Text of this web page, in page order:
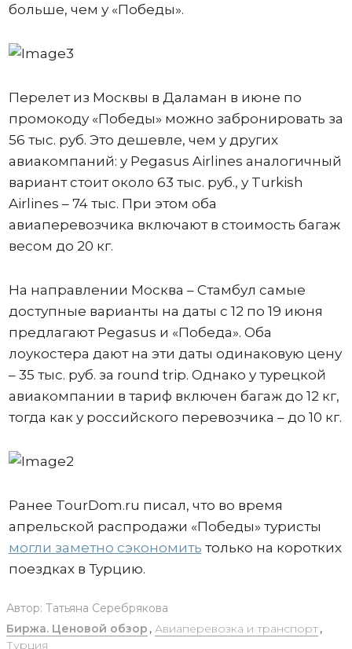
больше, чем у «Победы».
Перелет из Москвы в Даламан в июне по
промокоду «Победы» можно забронировать за
56 тыс. руб. Это дешевле, чем у других
авиакомпаний: у Pegasus Airlines аналогичный
вариант стоит около 63 тыс. руб., у Turkish
Airlines – 74 тыс. При этом оба
авиаперевозчика включают в стоимость багаж
весом до 20 кг.
На направлении Москва – Стамбул самые
доступные варианты на даты с 12 по 19 июня
предлагают Pegasus и «Победа». Оба
лоукостера дают на эти даты одинаковую цену
– 35 тыс. руб. за round trip. Однако у турецкой
авиакомпании в тариф включен багаж до 12 кг,
тогда как у российского перевозчика – до 10 кг.
Ранее TourDom.ru писал, что во время
апрельской распродажи «Победы» туристы
могли заметно сэкономить только на коротких
поездках в Турцию.
Автор: Татьяна Серебрякова
Биржа. Ценовой обзор , Авиаперевозка и транспорт,
Турция